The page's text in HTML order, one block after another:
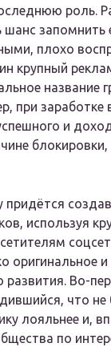
роль.
шанс запомнить
плохо
крупный
название
при заработке
и
придётся
используя
оригинальное
развития. Во-
что
лояльнее и,
по